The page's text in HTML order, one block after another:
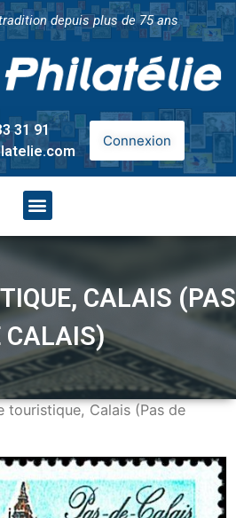
depuis plus de 75 ans
31 91
Connexion
CALAIS (PAS
CALAIS)
touristique, Calais (Pas de